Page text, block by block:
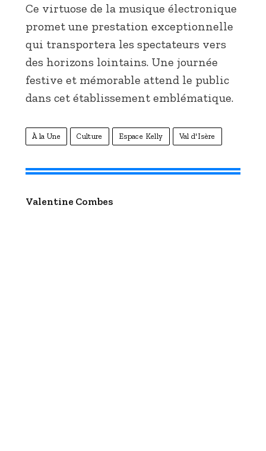
Ce virtuose de la musique électronique
promet une prestation exceptionnelle
qui transportera les spectateurs vers
des horizons lointains. Une journée
festive et mémorable attend le public
dans cet établissement emblématique.
À la Une Culture Espace Kelly Val d'Isère
Valentine Combes